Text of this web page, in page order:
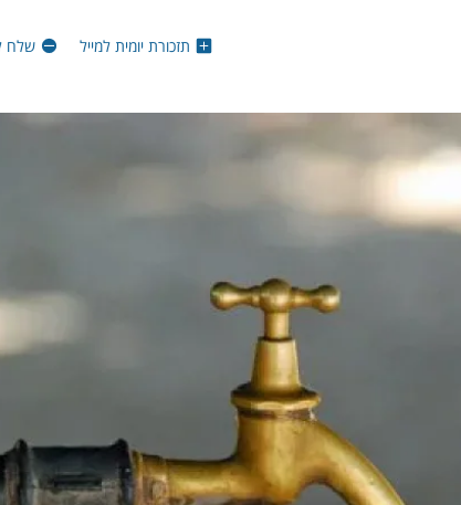
תזכורת יומית למייל שלח